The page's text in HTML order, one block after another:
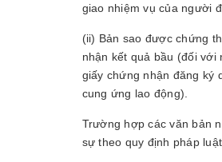
giao nhiệm vụ của người
(ii) Bản sao được chứng
nhận kết quả bầu (đối
giấy chứng nhận đăng ký
cung ứng lao động).
Trường hợp các văn bản
sự theo quy định pháp